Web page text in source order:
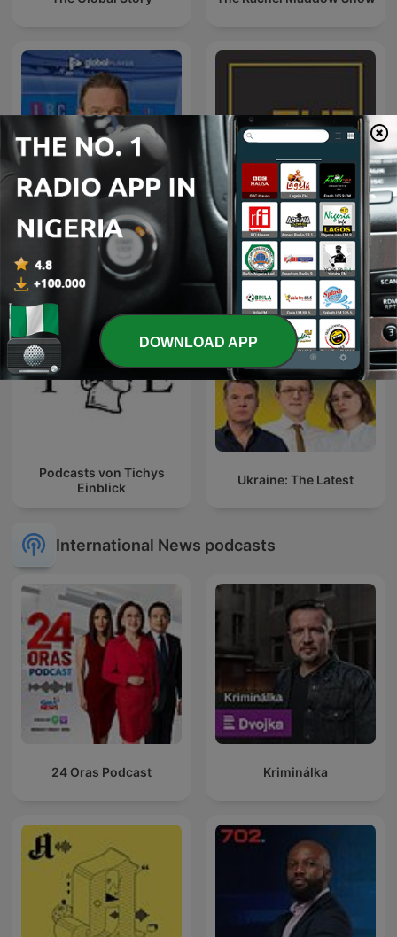
James O'Brien - The
Whole Show
The Take
Podcasts von Tichys
Einblick
Ukraine: The Latest
International News podcasts
24 Oras Podcast Kriminálka
DOWNLOAD APP